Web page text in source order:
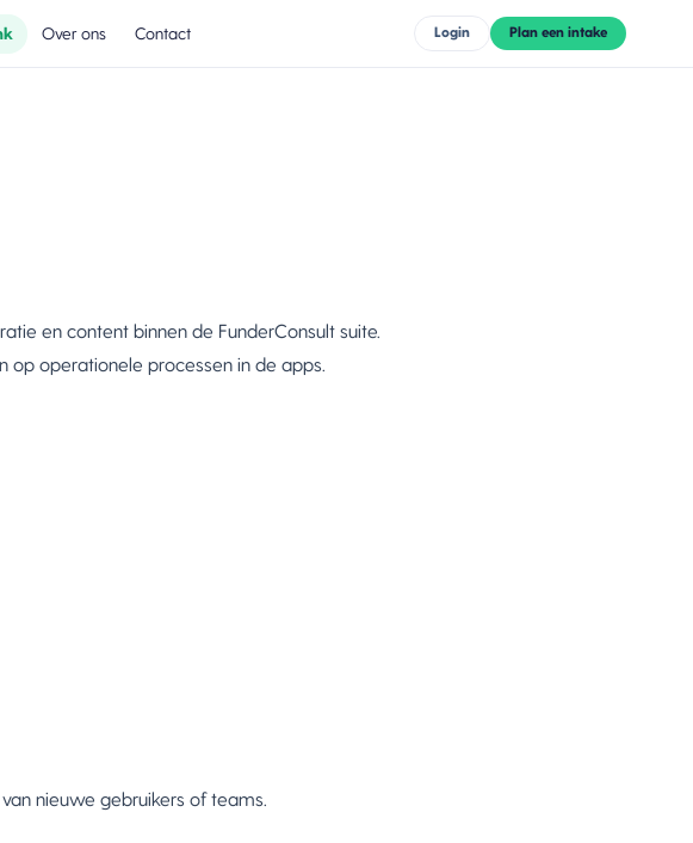
Over ons Contact Login Plan een intake
en content binnen de FunderConsult suite.
op operationele processen in de apps.
nieuwe gebruikers of teams.